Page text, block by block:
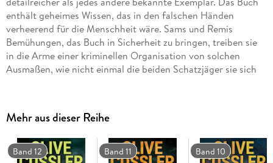
enthält geheimes Wissen, das in den falschen Händen
verheerend für die Menschheit wäre. Sams und Remis
Bemühungen, das Buch in Sicherheit zu bringen, treiben sie
in die Arme einer kriminellen Organisation von solchen
Ausmaßen, wie nicht einmal die beiden Schatzjäger sie sich
Remi Fargo. Alle Romane sind einzeln lesbar.
Mehr aus dieser Reihe
Band 12 Band 11 Band 10